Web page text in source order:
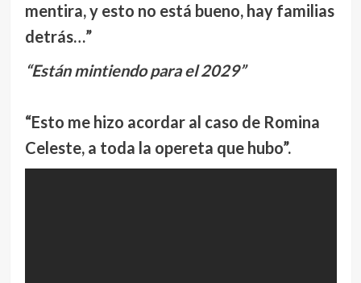
mentira, y esto no está bueno, hay familias
detrás…”
“Están mintiendo para el 2029”
“Esto me hizo acordar al caso de Romina
Celeste, a toda la opereta que hubo”.